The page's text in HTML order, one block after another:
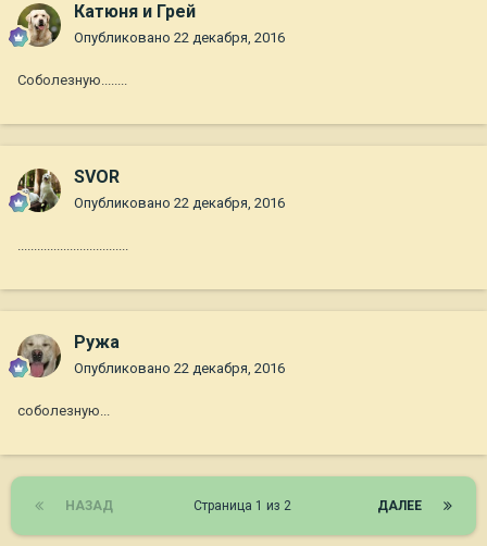
Катюня и Грей
Опубликовано 22 декабря, 2016
Соболезную........
SVOR
Опубликовано 22 декабря, 2016
..................................
Ружа
Опубликовано 22 декабря, 2016
соболезную...
НАЗАД ДАЛЕЕ
Страница 1 из 2